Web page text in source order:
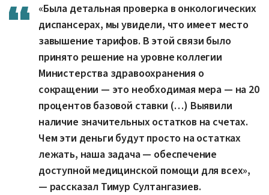
«Была детальная проверка в онкологических
диспансерах, мы увидели, что имеет место
завышение тарифов. В этой связи было
принято решение на уровне коллегии
Министерства здравоохранения о
сокращении — это необходимая мера — на 20
процентов базовой ставки (…) Выявили
наличие значительных остатков на счетах.
Чем эти деньги будут просто на остатках
лежать, наша задача — обеспечение
доступной медицинской помощи для всех»,
— рассказал Тимур Султангазиев.